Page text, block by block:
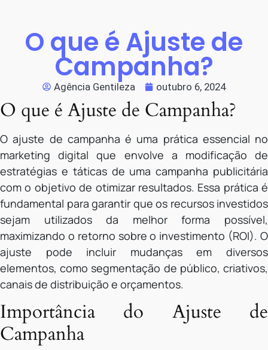
O que é Ajuste de
Campanha?
Agência Gentileza outubro 6, 2024
O que é Ajuste de Campanha?
O ajuste de campanha é uma prática essencial no
marketing digital que envolve a modificação de
estratégias e táticas de uma campanha publicitária
com o objetivo de otimizar resultados. Essa prática é
fundamental para garantir que os recursos investidos
sejam utilizados da melhor forma possível,
maximizando o retorno sobre o investimento (ROI). O
ajuste pode incluir mudanças em diversos
elementos, como segmentação de público, criativos,
canais de distribuição e orçamentos.
Importância do Ajuste de
Campanha